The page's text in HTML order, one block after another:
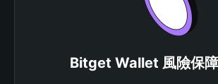
Bitget Wallet 風險保